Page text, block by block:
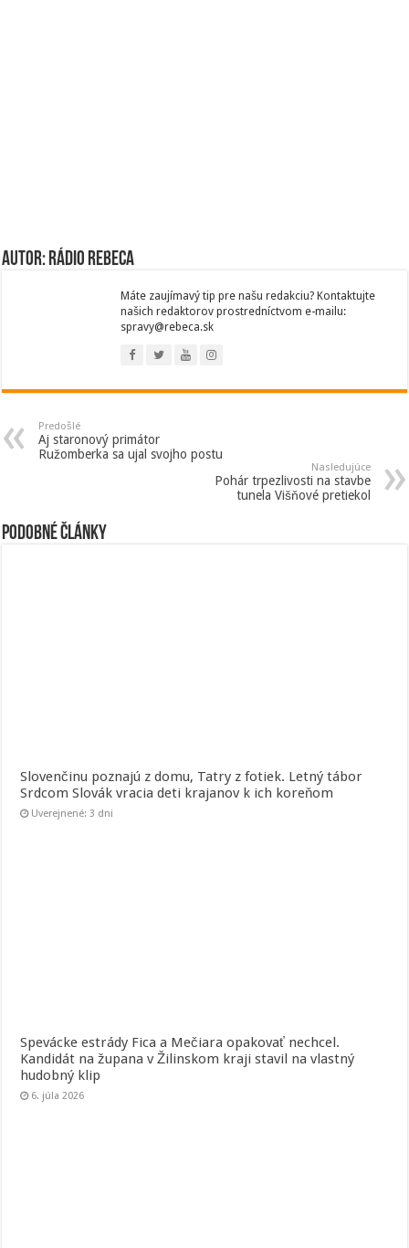
Autor: Rádio Rebeca
Máte zaujímavý tip pre našu redakciu? Kontaktujte
našich redaktorov prostredníctvom e-mailu:
spravy@rebeca.sk
Predošlé
Aj staronový primátor
Ružomberka sa ujal svojho postu
Nasledujúce
Pohár trpezlivosti na stavbe
tunela Višňové pretiekol
Podobné články
Slovenčinu poznajú z domu, Tatry z fotiek. Letný tábor
Srdcom Slovák vracia deti krajanov k ich koreňom
Uverejnené: 3 dni
Spevácke estrády Fica a Mečiara opakovať nechcel.
Kandidát na župana v Žilinskom kraji stavil na vlastný
hudobný klip
6. júla 2026